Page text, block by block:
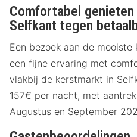
Comfortabel
Selfkant tegen
Een bezoek aan de
een fijne ervaring met
vlakbij de kerstmarkt in
157€ per nacht, met
Augustus en September